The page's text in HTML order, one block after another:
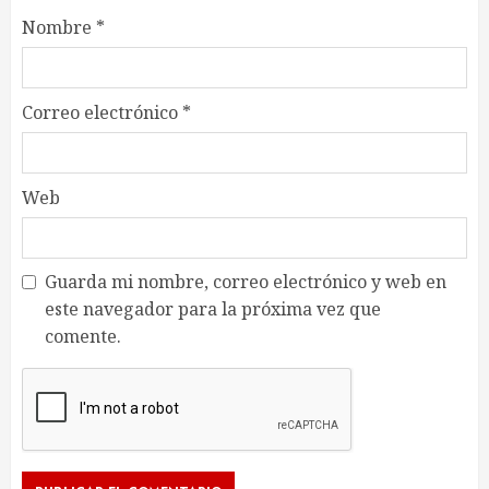
Nombre *
Correo electrónico *
Web
Guarda mi nombre, correo electrónico y web en
este navegador para la próxima vez que
comente.